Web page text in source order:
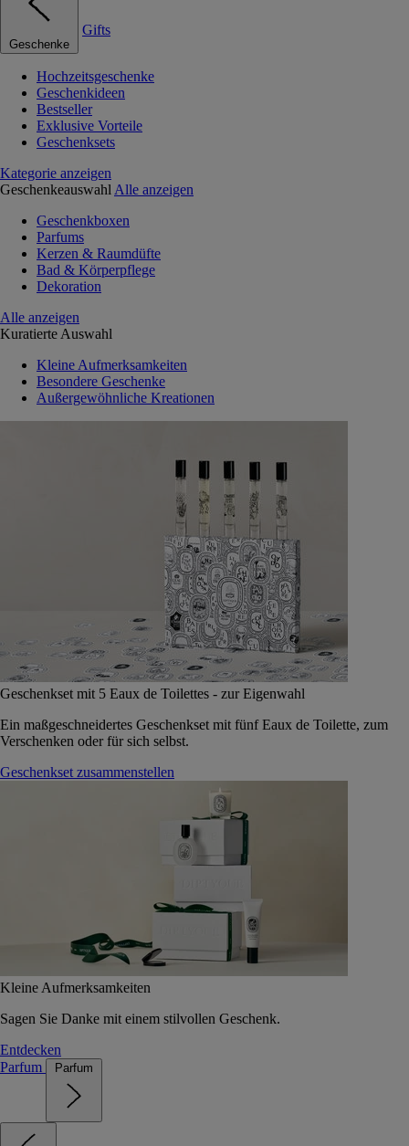
Geschenke
Gifts
Hochzeitsgeschenke
Geschenkideen
Bestseller
Exklusive Vorteile
Geschenksets
Kategorie anzeigen
Geschenkeauswahl Alle anzeigen
Geschenkboxen
Parfums
Kerzen & Raumdüfte
Bad & Körperpflege
Dekoration
Alle anzeigen
Kuratierte Auswahl
Kleine Aufmerksamkeiten
Besondere Geschenke
Außergewöhnliche Kreationen
Geschenkset mit 5 Eaux de Toilettes - zur Eigenwahl
Ein maßgeschneidertes Geschenkset mit fünf Eaux de Toilette, zum
Verschenken oder für sich selbst.
Geschenkset zusammenstellen
Kleine Aufmerksamkeiten
Sagen Sie Danke mit einem stilvollen Geschenk.
Entdecken
Parfum
Parfum